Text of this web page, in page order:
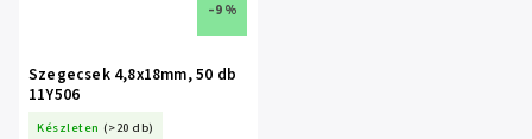
–9 %
Szegecsek 4,8x18mm, 50 db
11Y506
Készleten (>20 db)